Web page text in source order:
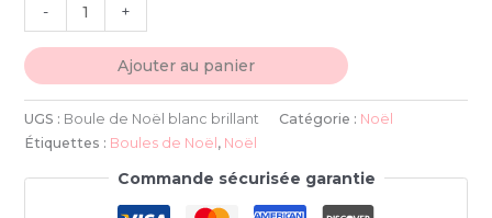
- +
Ajouter au panier
UGS : Boule de Noël blanc brillant Catégorie : Noël
Étiquettes : Boules de Noël , Noël
Commande sécurisée garantie